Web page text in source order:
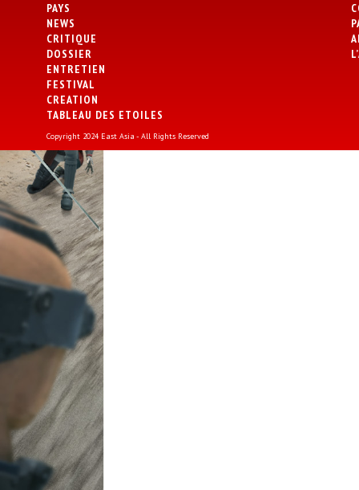
PAYS
NEWS
CRITIQUE
DOSSIER
ENTRETIEN
FESTIVAL
CREATION
TABLEAU DES ETOILES
Copyright 2024 East Asia - All Rights Reserved